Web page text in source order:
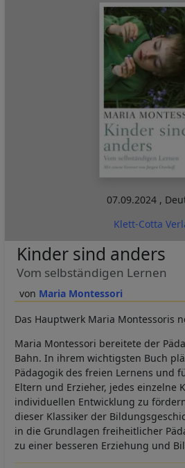
07.09.2024 ,
Klett-Cotta
Maria Montessori
Kinder sind anders
Vom selbständigen Lernen
Das Hauptwerk Maria Montessoris
Maria Montessori bereitete der
Bahn. In ihrem wichtigsten Buch
Pädagogik des freien Lernens und
Eltern und Erzieher, jedes einzelne
individuellen Entwicklung zu
dieser Klassiker der
in die Grundlagen freiheitlicher
zu einer besseren Erziehung und